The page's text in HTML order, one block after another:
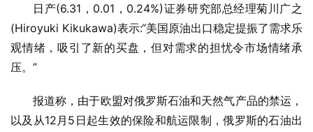
日产(6.31，0.01，0.24%)证券研究部总经理菊川广之
(Hiroyuki Kikukawa)表示:“美国原油出口稳定提振了需求乐
观情绪，吸引了新的买盘，但对需求的担忧令市场情绪承
压。”
报道称，由于欧盟对俄罗斯石油和天然气产品的禁运，
以及从12月5日起生效的保险和航运限制，俄罗斯的石油出